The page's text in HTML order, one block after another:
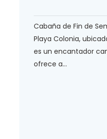
Cabaña de Fin de
Playa Colonia,
es un encantador
ofrece a...